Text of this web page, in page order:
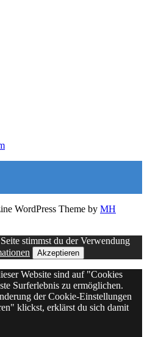
WordPress Theme by MH
stimmst du der Verwendung
Akzeptieren
Website sind auf "Cookies
Surferlebnis zu ermöglichen.
der Cookie-Einstellungen
klickst, erklärst du sich damit